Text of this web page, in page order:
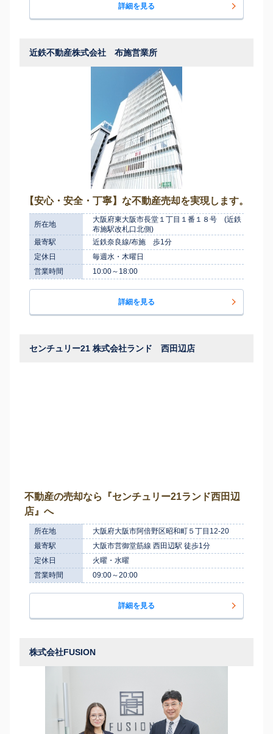
詳細を見る
近鉄不動産株式会社 布施営業所
【安心・安全・丁寧】な不動産売却を実現します。
所在地
大阪府東大阪市長堂１丁目１番１８号 (近鉄
布施駅改札口北側)
最寄駅
近鉄奈良線/布施 歩1分
定休日
毎週水・木曜日
営業時間
10:00～18:00
詳細を見る
センチュリー21 株式会社ランド 西田辺店
不動産の売却なら『センチュリー21ランド西田辺
店』へ
所在地
大阪府大阪市阿倍野区昭和町５丁目12-20
最寄駅
大阪市営御堂筋線 西田辺駅 徒歩1分
定休日
火曜・水曜
営業時間
09:00～20:00
詳細を見る
株式会社FUSION